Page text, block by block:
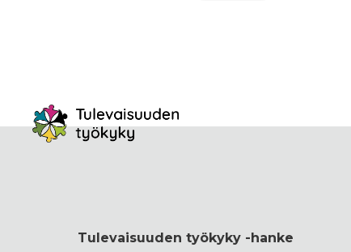
Tulevaisuuden työkyky -hanke